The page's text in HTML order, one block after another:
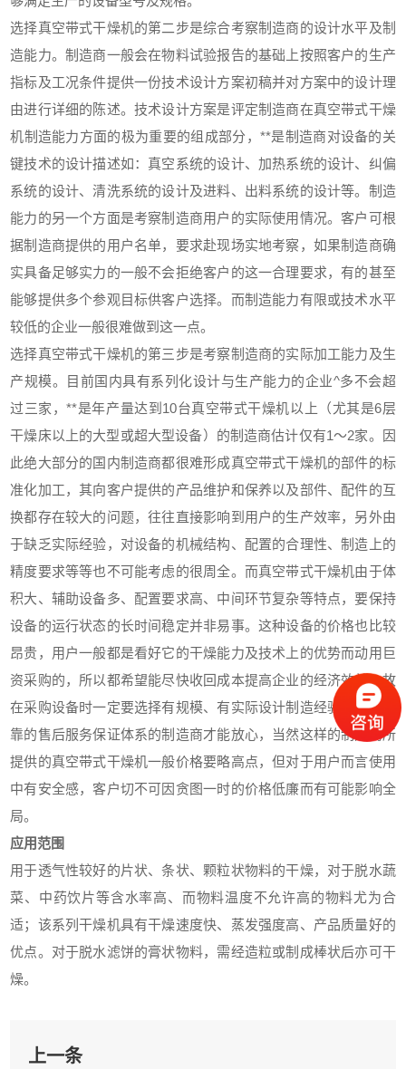
选择真空带式干燥机的第二步是综合考察制造商的设计水平及制
造能力。制造商一般会在物料试验报告的基础上按照客户的生产
指标及工况条件提供一份技术设计方案初稿并对方案中的设计理
由进行详细的陈述。技术设计方案是评定制造商在真空带式干燥
机制造能力方面的极为重要的组成部分，**是制造商对设备的关
键技术的设计描述如：真空系统的设计、加热系统的设计、纠偏
系统的设计、清洗系统的设计及进料、出料系统的设计等。制造
能力的另一个方面是考察制造商用户的实际使用情况。客户可根
据制造商提供的用户名单，要求赴现场实地考察，如果制造商确
实具备足够实力的一般不会拒绝客户的这一合理要求，有的甚至
能够提供多个参观目标供客户选择。而制造能力有限或技术水平
较低的企业一般很难做到这一点。
选择真空带式干燥机的第三步是考察制造商的实际加工能力及生
产规模。目前国内具有系列化设计与生产能力的企业^多不会超
过三家，**是年产量达到10台真空带式干燥机以上（尤其是6层
干燥床以上的大型或超大型设备）的制造商估计仅有1～2家。因
此绝大部分的国内制造商都很难形成真空带式干燥机的部件的标
准化加工，其向客户提供的产品维护和保养以及部件、配件的互
换都存在较大的问题，往往直接影响到用户的生产效率，另外由
于缺乏实际经验，对设备的机械结构、配置的合理性、制造上的
精度要求等等也不可能考虑的很周全。而真空带式干燥机由于体
积大、辅助设备多、配置要求高、中间环节复杂等特点，要保持
设备的运行状态的长时间稳定并非易事。这种设备的价格也比较
昂贵，用户一般都是看好它的干燥能力及技术上的优势而动用巨
资采购的，所以都希望能尽快收回成本提高企业的经济效益。故
在采购设备时一定要选择有规模、有实际设计制造经验并具备可
靠的售后服务保证体系的制造商才能放心，当然这样的制造商所
提供的真空带式干燥机一般价格要略高点，但对于用户而言使用
中有安全感，客户切不可因贪图一时的价格低廉而有可能影响全
局。
应用范围
用于透气性较好的片状、条状、颗粒状物料的干燥，对于脱水蔬
菜、中药饮片等含水率高、而物料温度不允许高的物料尤为合
适；该系列干燥机具有干燥速度快、蒸发强度高、产品质量好的
优点。对于脱水滤饼的膏状物料，需经造粒或制成棒状后亦可干
燥。
上一条